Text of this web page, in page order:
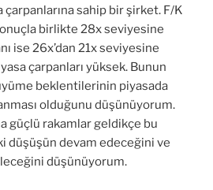
çarpanlarına sahip bir şirket. F/K
birlikte 28x seviyesine
ise 26x’dan 21x seviyesine
çarpanları yüksek. Bunun
beklentilerinin piyasada
olduğunu düşünüyorum.
güçlü rakamlar geldikçe bu
düşüşün devam edeceğini ve
düşünüyorum.